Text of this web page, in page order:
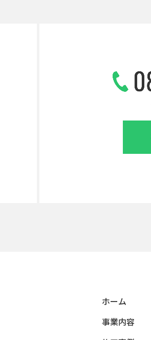
ホーム
事業内容